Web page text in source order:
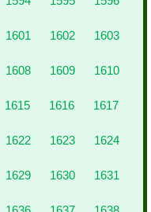
1601 1602 1603
1608 1609 1610
1615 1616 1617
1622 1623 1624
1629 1630 1631